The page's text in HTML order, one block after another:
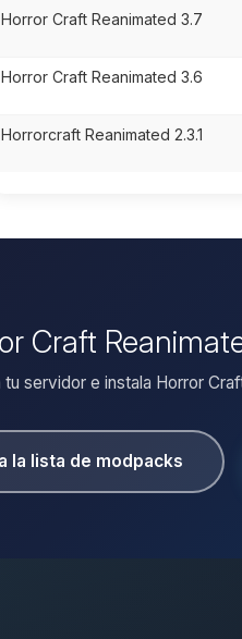
Horror Craft Reanimated 3.7
Horror Craft Reanimated 3.6
Horrorcraft Reanimated 2.3.1
Craft
tu servidor e instala Horror
la lista de modpacks